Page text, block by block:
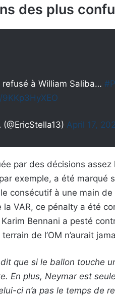
des plus
à William Saliba…
April 17,
par des décisions
exemple, a été marqué
consécutif à une main
VAR, ce pénalty a été
Karim Bennani a pesté
de l’OM n’aurait
que si le ballon touche
En plus, Neymar est
ci n’a pas le temps de